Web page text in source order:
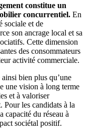
constitue un
concurrentiel. En
sociale et de
son ancrage local et sa
Cette dimension
des consommateurs
activité commerciale.
bien plus qu’une
une vision à long terme
et à valoriser
Pour les candidats à la
capacité du réseau à
sociétal positif.